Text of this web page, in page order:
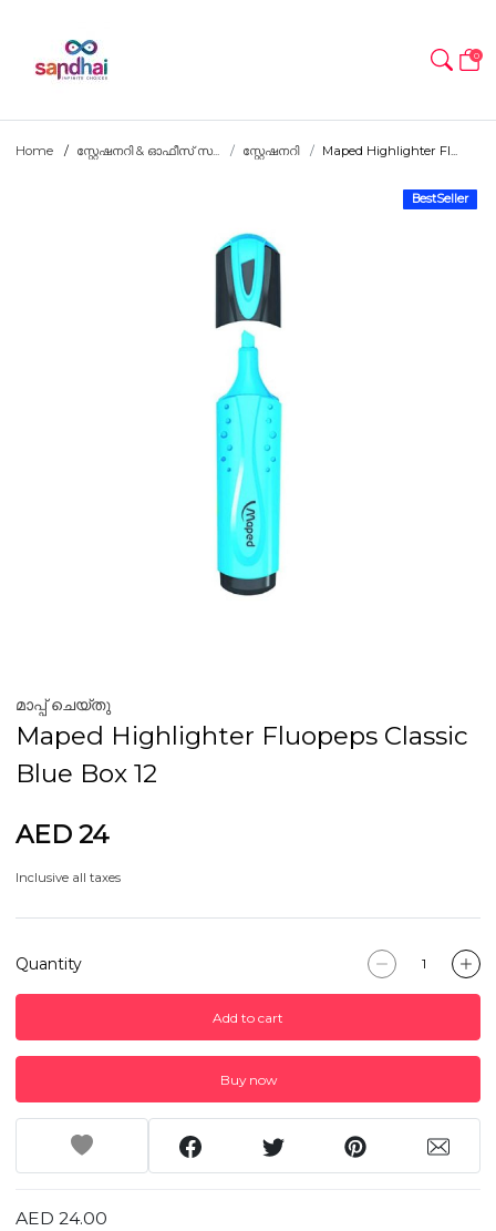
0
Home സ്റ്റേഷനറി & ഓഫീസ് സ... സ്റ്റേഷനറി Maped Highlighter Fl...
BestSeller
മാപ്പ് ചെയ്തു
Maped Highlighter Fluopeps Classic
Blue Box 12
AED 24
Inclusive all taxes
Quantity
Add to cart
Buy now
AED 24.00